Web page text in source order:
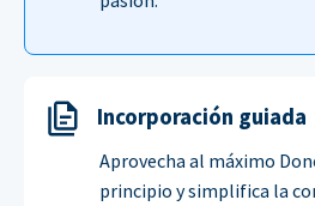
Incorporación guiada
Aprovecha al máximo
principio y simplifica la